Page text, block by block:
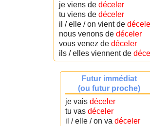
je viens de déceler
tu viens de déceler
il / elle / on vient de
nous venons de déceler
vous venez de déceler
ils / elles viennent de
Futur immédiat
(ou futur proche)
je vais déceler
tu vas déceler
il / elle / on va déceler